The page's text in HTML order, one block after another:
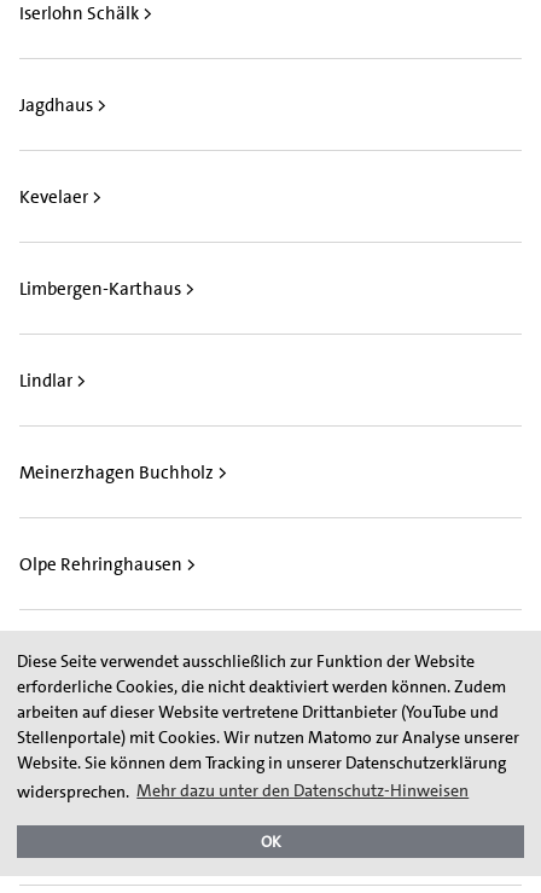
Diese Seite verwendet ausschließlich zur Funktion der Website
erforderliche Cookies, die nicht deaktiviert werden können. Zudem
arbeiten auf dieser Website vertretene Drittanbieter (YouTube und
Stellenportale) mit Cookies. Wir nutzen Matomo zur Analyse unserer
Website. Sie können dem Tracking in unserer Datenschutzerklärung
widersprechen. Mehr dazu unter den Datenschutz-Hinweisen
OK
Iserlohn Schälk >
Jagdhaus >
Kevelaer >
Limbergen-Karthaus >
Lindlar >
Meinerzhagen Buchholz >
Olpe Rehringhausen >
Remblinghausen Süd >
Rommerskirchen Gill >